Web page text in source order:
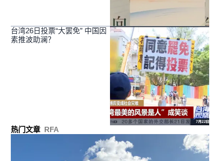
台湾26日投票“大罢免” 中国因
素推波助澜？
热门文章 RFA